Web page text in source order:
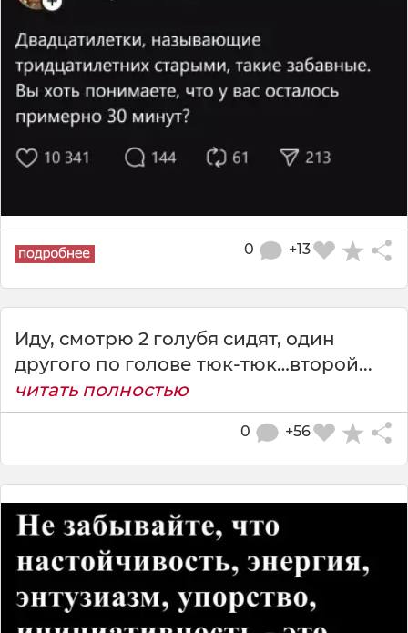
+13
0
Иду, смотрю 2 голубя сидят, один
другого по голове тюк-тюк…второй...
читать полностью
+56
0